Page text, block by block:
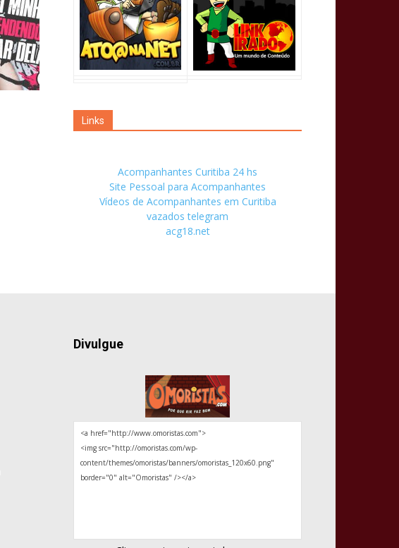
Links
Acompanhantes Curitiba 24 hs
Site Pessoal para Acompanhantes
Vídeos de Acompanhantes em Curitiba
vazados telegram
acg18.net
Divulgue